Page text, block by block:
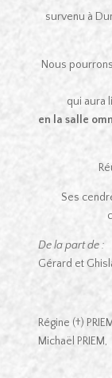
survenu à
Nous
qui aura
en la salle
Ses
De la part de :
Gérard et
Régine (†)
Michaël PRIEM,